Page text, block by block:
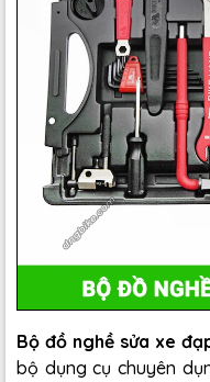
Bộ đồ nghề sửa xe
bộ dụng cụ chuyên